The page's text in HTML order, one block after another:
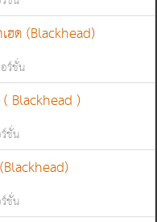
ฮด (Blackhead)
ร์ชั่น
( Blackhead )
ชั่น
ชั่น